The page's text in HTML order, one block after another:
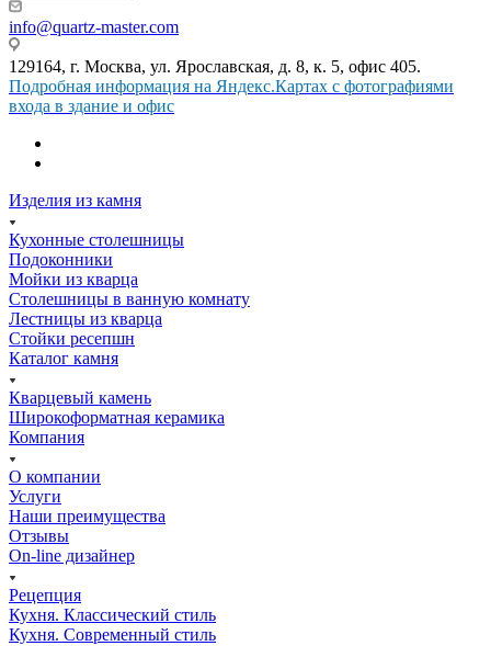
info@quartz-master.com
129164, г. Москва, ул. Ярославская, д. 8, к. 5, офис 405.
Подробная информация на Яндекс.Картах с фотографиями
входа в здание и офис
Изделия из камня
Кухонные столешницы
Подоконники
Мойки из кварца
Столешницы в ванную комнату
Лестницы из кварца
Стойки ресепшн
Каталог камня
Кварцевый камень
Широкоформатная керамика
Компания
О компании
Услуги
Наши преимущества
Отзывы
On-line дизайнер
Рецепция
Кухня. Классический стиль
Кухня. Современный стиль